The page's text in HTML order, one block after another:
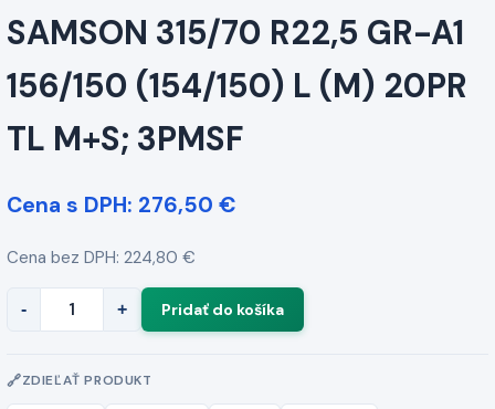
SAMSON 315/70 R22,5 GR-A1
156/150 (154/150) L (M) 20PR
TL M+S; 3PMSF
Cena s DPH: 276,50 €
Cena bez DPH: 224,80 €
- +
ZDIEĽAŤ PRODUKT